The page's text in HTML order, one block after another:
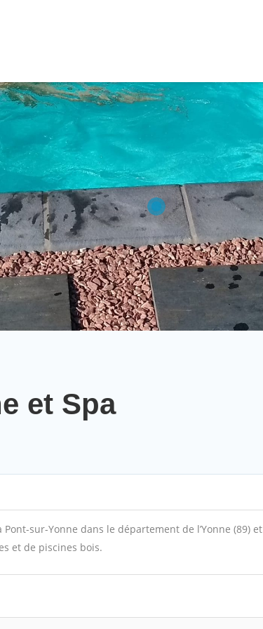
et Spa
sur-Yonne dans le département de l’Yonne (89) et
et de piscines bois.